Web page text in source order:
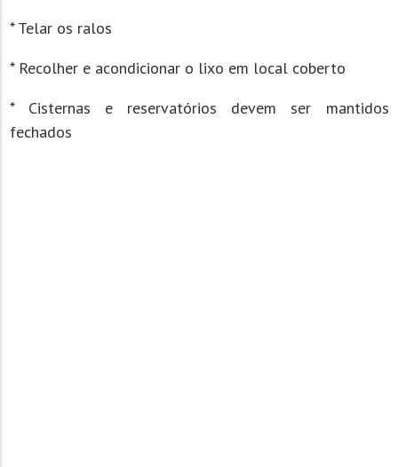
* Telar os ralos
* Recolher e acondicionar o lixo em local coberto
* Cisternas e reservatórios devem ser mantidos
fechados